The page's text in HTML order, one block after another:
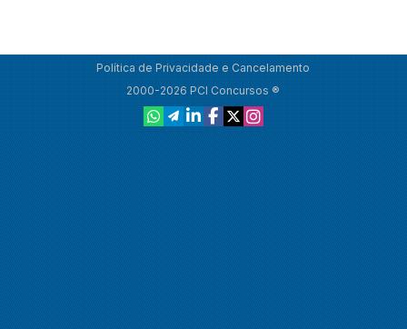
Política de Privacidade e Cancelamento
2000-2026 PCI Concursos ®